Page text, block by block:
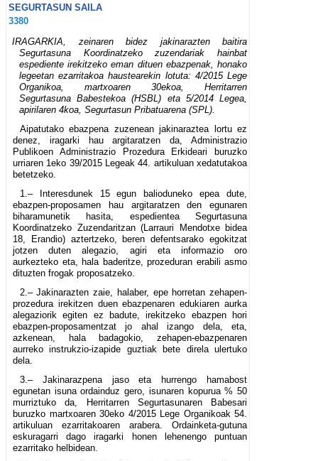
SEGURTASUN SAILA
3380
IRAGARKIA, zeinaren bidez jakinarazten baitira
Segurtasuna Koordinatzeko zuzendariak hainbat
espediente irekitzeko eman dituen ebazpenak, honako
legeetan ezarritakoa haustearekin lotuta: 4/2015 Lege
Organikoa, martxoaren 30ekoa, Herritarren
Segurtasuna Babestekoa (HSBL) eta 5/2014 Legea,
apirilaren 4koa, Segurtasun Pribatuarena (SPL).
Aipatutako ebazpena zuzenean jakinaraztea lortu ez
denez, iragarki hau argitaratzen da, Administrazio
Publikoen Administrazio Prozedura Erkideari buruzko
urriaren 1eko 39/2015 Legeak 44. artikuluan xedatutakoa
betetzeko.
1.– Interesdunek 15 egun balioduneko epea dute,
ebazpen-proposamen hau argitaratzen den egunaren
biharamunetik hasita, espedientea Segurtasuna
Koordinatzeko Zuzendaritzan (Larrauri Mendotxe bidea
18, Erandio) aztertzeko, beren defentsarako egokitzat
jotzen duten alegazio, agiri eta informazio oro
aurkezteko eta, hala baderitze, prozeduran erabili asmo
dituzten frogak proposatzeko.
2.– Jakinarazten zaie, halaber, epe horretan zehapen-
prozedura irekitzen duen ebazpenaren edukiaren aurka
alegaziorik egiten ez badute, irekitzeko ebazpen hori
ebazpen-proposamentzat jo ahal izango dela, eta,
azkenean, hala badagokio, zehapen-ebazpenaren
aurreko instrukzio-izapide guztiak bete direla ulertuko
dela.
3.– Jakinarazpena jaso eta hurrengo hamabost
egunetan isuna ordainduz gero, isunaren kopurua % 50
murriztuko da, Herritarren Segurtasunaren Babesari
buruzko martxoaren 30eko 4/2015 Lege Organikoak 54.
artikuluan ezarritakoaren arabera. Ordainketa-gutuna
eskuragarri dago iragarki honen lehenengo puntuan
ezarritako helbidean.